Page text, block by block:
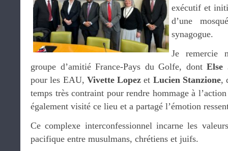
exécutif et
d’une
synagogue.
Je remercie
groupe d’amitié France-Pays du Golfe, dontElse
pour les EAU, Vivette Lopez et Lucien Stanzione,
temps très contraint pour rendre hommage à
également visité ce lieu et a partagé l’émotion
Ce complexe interconfessionnel incarne les
pacifique entre musulmans, chrétiens et juifs.